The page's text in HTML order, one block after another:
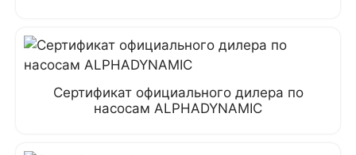
Сертификат официального дилера по
насосам ALPHADYNAMIC